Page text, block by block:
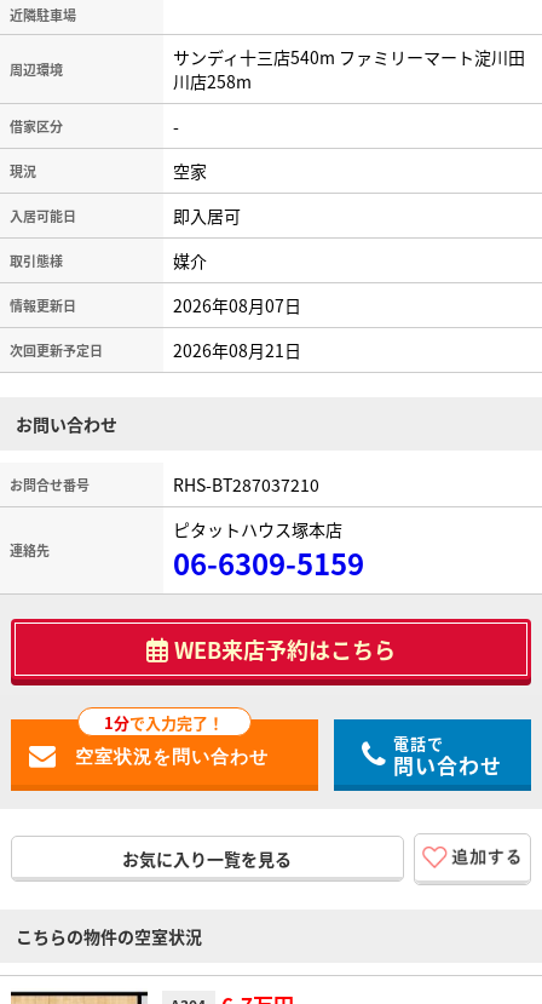
近隣駐車場
周辺環境
サンディ十三店540m ファミリーマート淀川田
川店258m
借家区分 -
現況 空家
入居可能日 即入居可
取引態様 媒介
情報更新日 2026年08月07日
次回更新予定日 2026年08月21日
お問い合わせ
お問合せ番号 RHS-BT287037210
連絡先
ピタットハウス塚本店
06-6309-5159
WEB来店予約はこちら
1分で入力完了！
電話で
問い合わせ
お気に入り一覧を見る
こちらの物件の空室状況